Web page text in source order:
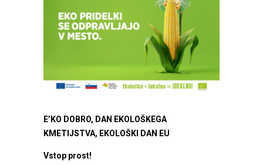
E’KO DOBRO, DAN EKOLOŠKEGA
KMETIJSTVA, EKOLOŠKI DAN EU
Vstop prost!